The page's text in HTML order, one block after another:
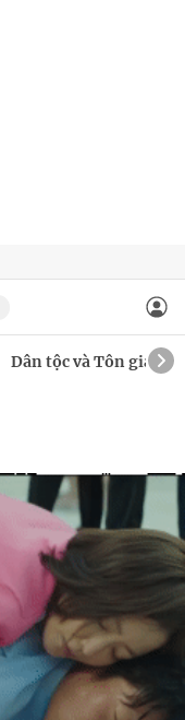
Dân tộc và Tôn giáo